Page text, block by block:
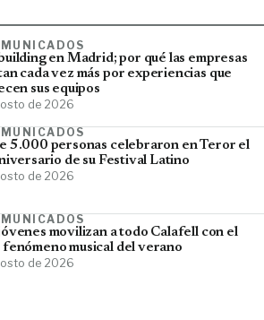
en Madrid; por qué las empresas
cada vez más por experiencias que
sus equipos
de 2026
5.000 personas celebraron en Teror el
de su Festival Latino
de 2026
movilizan a todo Calafell con el
musical del verano
de 2026